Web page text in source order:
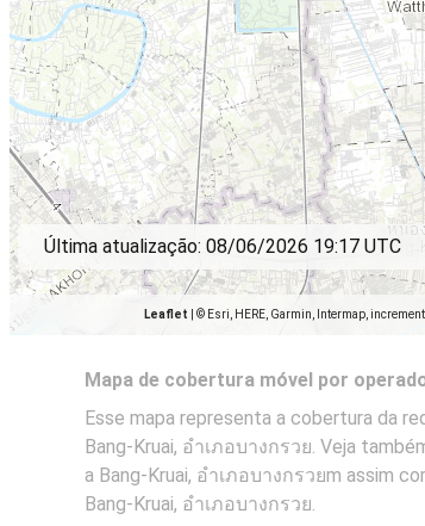
Leaflet © Esri, HERE, Garmin, Intermap,
Última atualização: 08/06/2026 19:17 UTC
Mapa de cobertura móvel por
Esse mapa representa a cobertura da
Bang-Kruai, อำเภอบางกรวย. Veja
a Bang-Kruai, อำเภอบางกรวยm assim
Bang-Kruai, อำเภอบางกรวย.